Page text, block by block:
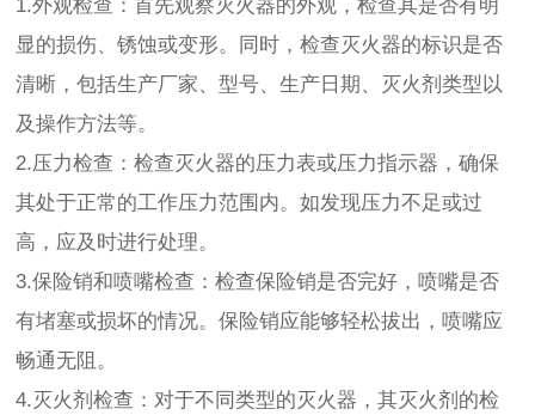
1.外观检查：首先观察灭火器的外观，检查其是否有明
显的损伤、锈蚀或变形。同时，检查灭火器的标识是否
清晰，包括生产厂家、型号、生产日期、灭火剂类型以
及操作方法等。
2.压力检查：检查灭火器的压力表或压力指示器，确保
其处于正常的工作压力范围内。如发现压力不足或过
高，应及时进行处理。
3.保险销和喷嘴检查：检查保险销是否完好，喷嘴是否
有堵塞或损坏的情况。保险销应能够轻松拔出，喷嘴应
畅通无阻。
4.灭火剂检查：对于不同类型的灭火器，其灭火剂的检